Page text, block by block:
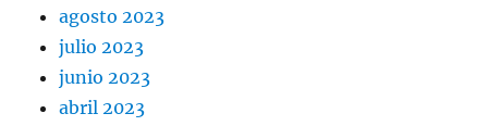
agosto 2023
julio 2023
junio 2023
abril 2023